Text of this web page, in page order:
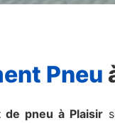
Pneu
de pneu à Plaisir